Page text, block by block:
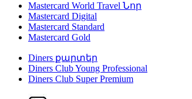
Mastercard World Travel Նոր
Mastercard Digital
Mastercard Standard
Mastercard Gold
Diners քարտեր
Diners Club Young Professional
Diners Club Super Premium